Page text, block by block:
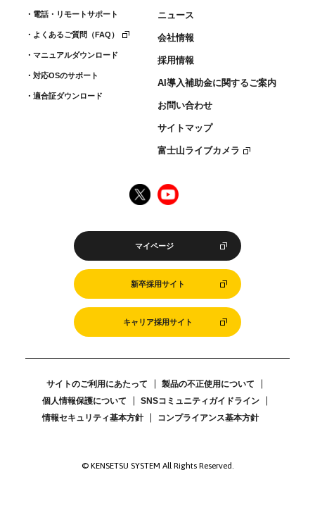
電話・リモートサポート
よくあるご質問（FAQ）
マニュアルダウンロード
対応OSのサポート
適合証ダウンロード
ニュース
会社情報
採用情報
AI導入補助金に関するご案内
お問い合わせ
サイトマップ
富士山ライブカメラ
マイページ
新卒採用サイト
キャリア採用サイト
サイトのご利用にあたって
製品の不正使用について
個人情報保護について
SNSコミュニティガイドライン
情報セキュリティ基本方針
コンプライアンス基本方針
© KENSETSU SYSTEM All Rights Reserved.